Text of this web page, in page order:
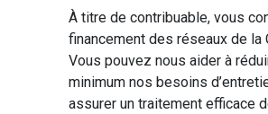
À titre de contribuable, vous
financement des réseaux de la
Vous pouvez nous aider à
minimum nos besoins
assurer un traitement efficace